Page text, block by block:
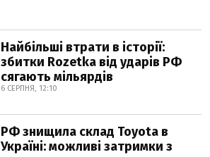
Найбільші втрати в історії:
збитки Rozetka від ударів РФ
сягають мільярдів
6 СЕРПНЯ, 12:10
РФ знищила склад Toyota в
Україні: можливі затримки з